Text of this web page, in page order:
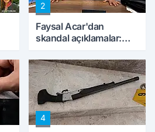
2
Faysal Acar'dan
skandal açıklamalar:
peynircilerimizi de
kıskaca aldı, müdahale
ettik'
4